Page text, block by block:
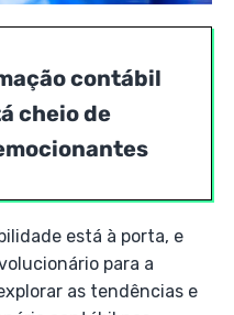
contábil
cheio de
está à porta, e
para a
as tendências e